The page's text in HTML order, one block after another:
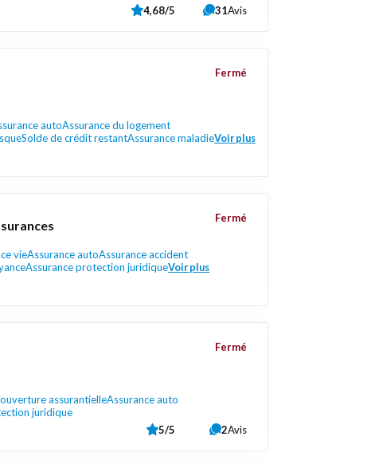
4,68/5
31Avis
autoAssurance du logement
Solde de crédit restantAssurance maladieVoir plus
Fermé
vieAssurance autoAssurance accident
Assurance protection juridiqueVoir plus
Fermé
assurantielleAssurance auto
juridique
Fermé
5/5 2Avis